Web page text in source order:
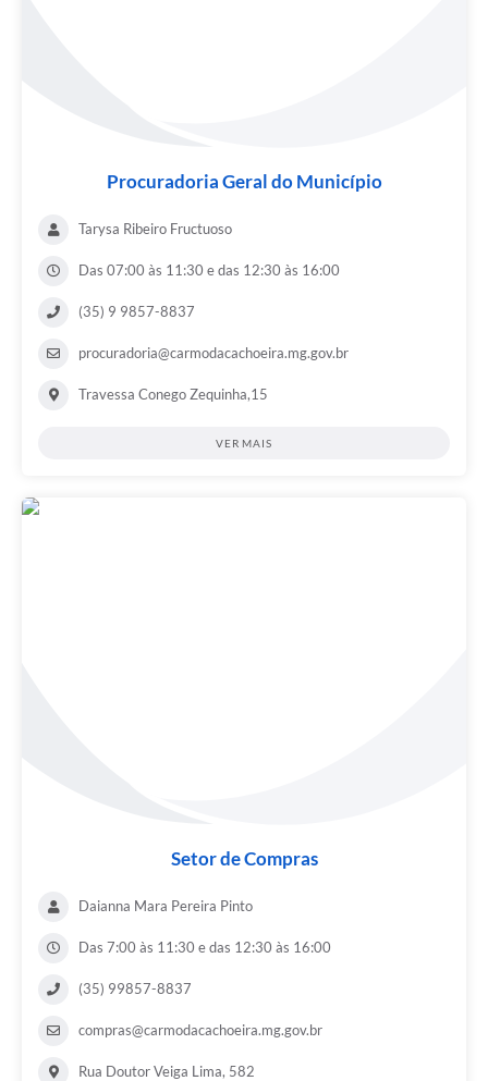
Procuradoria Geral do Município
Tarysa Ribeiro Fructuoso
Das 07:00 às 11:30 e das 12:30 às 16:00
(35) 9 9857-8837
procuradoria@carmodacachoeira.mg.gov.br
Travessa Conego Zequinha,15
VER MAIS
Setor de Compras
Daianna Mara Pereira Pinto
Das 7:00 às 11:30 e das 12:30 às 16:00
(35) 99857-8837
compras@carmodacachoeira.mg.gov.br
Rua Doutor Veiga Lima, 582